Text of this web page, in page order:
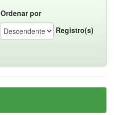
Ordenar por
Registro(s)